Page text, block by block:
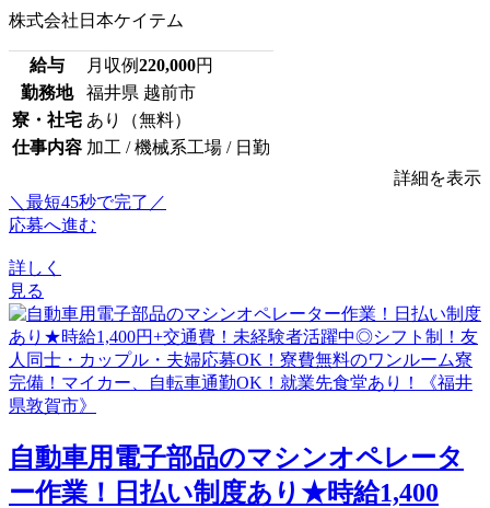
株式会社日本ケイテム
給与 月収例220,000円
勤務地
福井県 越前市
寮・社宅 あり（無料）
仕事内容 加工 / 機械系工場 / 日勤
詳細を表示
＼最短45秒で完了／
応募へ進む
詳しく
見る
自動車用電子部品のマシンオペレータ
ー作業！日払い制度あり★時給1,400